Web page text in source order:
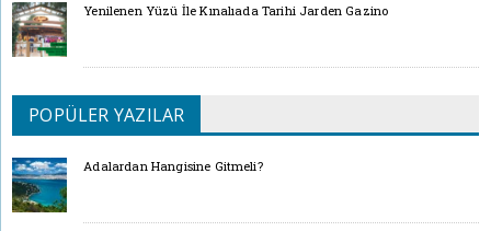
Yenilenen Yüzü İle Kınalıada Tarihi Jarden Gazino
POPÜLER YAZILAR
Adalardan Hangisine Gitmeli?